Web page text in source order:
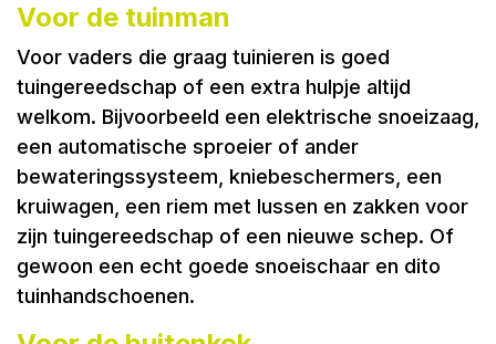
Voor de tuinman
Voor vaders die graag tuinieren is goed
tuingereedschap of een extra hulpje altijd
welkom. Bijvoorbeeld een elektrische snoeizaag,
een automatische sproeier of ander
bewateringssysteem, kniebeschermers, een
kruiwagen, een riem met lussen en zakken voor
zijn tuingereedschap of een nieuwe schep. Of
gewoon een echt goede snoeischaar en dito
tuinhandschoenen.